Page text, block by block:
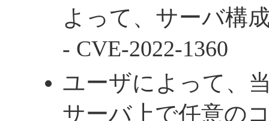
よって、サーバ構
- CVE-2022-1360
ユーザによって、
サーバ上で任意の